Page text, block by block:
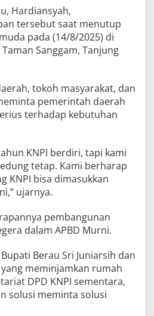
Hardiansyah,
tersebut saat menutup
pada (14/8/2025) di
Sanggam, Tanjung
tokoh masyarakat, dan
pemerintah daerah
terhadap kebutuhan
KNPI berdiri, tapi kami
tetap. Kami berharap
KNPI bisa dimasukkan
ujarnya.
pembangunan
dalam APBD Murni.
Berau Sri Juniarsih dan
meminjamkan rumah
DPD KNPI sementara,
solusi meminta solusi